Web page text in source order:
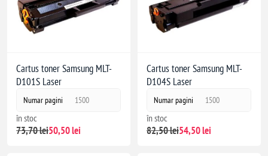
Cartus toner Samsung MLT-
D101S Laser
Numar pagini 1500
în stoc
73,70 lei50,50 lei
Cartus toner Samsung MLT-
D104S Laser
Numar pagini 1500
în stoc
82,50 lei54,50 lei